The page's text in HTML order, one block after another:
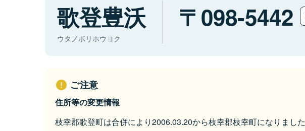
歌登豊沃
ウタノボリホウヨク
098-5442
ご注意
住所等の変更情報
枝幸郡歌登町は合併により2006.03.20から枝幸郡枝幸町になりました